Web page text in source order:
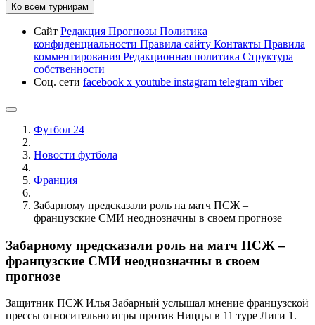
Ко всем турнирам
Сайт Редакция Прогнозы Политика
конфиденциальности Правила сайту Контакты Правила
комментирования Редакционная политика Структура
собственности
Соц. сети facebook x youtube instagram telegram viber
Футбол 24
Новости футбола
Франция
Забарному предсказали роль на матч ПСЖ –
французские СМИ неоднозначны в своем прогнозе
Забарному предсказали роль на матч ПСЖ –
французские СМИ неоднозначны в своем
прогнозе
Защитник ПСЖ Илья Забарный услышал мнение французской
прессы относительно игры против Ниццы в 11 туре Лиги 1.